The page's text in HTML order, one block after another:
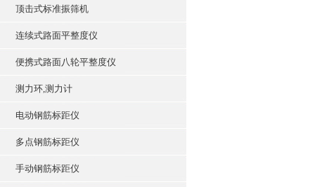
顶击式标准振筛机
连续式路面平整度仪
便携式路面八轮平整度仪
测力环,测力计
电动钢筋标距仪
多点钢筋标距仪
手动钢筋标距仪